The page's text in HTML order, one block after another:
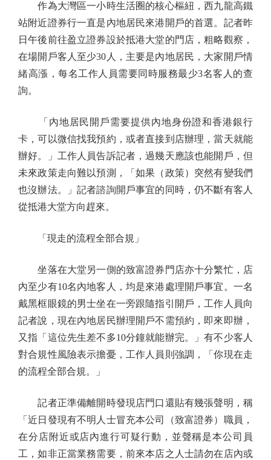
作為大灣區一小時生活圈的核心樞紐，西九龍高鐵
站附近證券行一直是內地居民來港開戶的首選。記者昨
日午後前往盈立證券設於抵港大堂的門店，粗略觀察，
在場開戶客人至少30人，主要是內地居民，大家開戶情
緒高漲，每名工作人員需要同時服務最少3名客人的查
詢。
「內地居民開戶需要提供內地身份證和香港銀行
卡，可以微信找我預約，或者直接到店辦理，當天就能
辦好。」工作人員告訴記者，過幾天應該也能開戶，但
未來政策走向難以預測，「如果（政策）突然有變我們
也沒辦法。」記者諮詢開戶事宜的同時，仍不斷有客人
從抵港大堂方向趕來。
「現走的流程全部合規」
坐落在大堂另一側的致富證券門店亦十分繁忙，店
內至少有10名內地客人，均是來港處理開戶事宜。一名
戴黑框眼鏡的男士坐在一旁跟隨指引開戶，工作人員向
記者說，現在內地居民辦理開戶不需預約，即來即辦，
又指「這位先生差不多10分鐘就能辦完。」有不少客人
對合規性風險表示擔憂，工作人員則強調，「你現在走
的流程全部合規。」
記者正準備離開時發現店門口還貼有幾張聲明，稱
「近日發現有不明人士冒充本公司（致富證券）職員，
在分店附近或店內進行可疑行動，並聲稱是本公司員
工，如非正當業務需要，前來本店之人士請勿在店內或